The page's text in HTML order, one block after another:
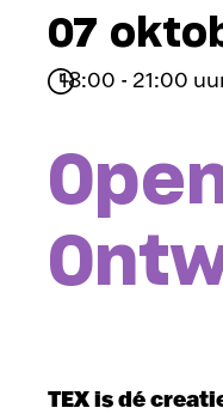
07
18:00 - 21:00
TEX is dé